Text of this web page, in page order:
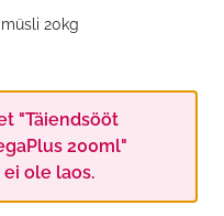
20kg
"Täiendsööt
200ml"
ole laos.